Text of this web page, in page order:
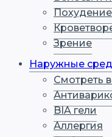
Похудение
Зрение
Наружные
Смотреть
BIA гели
Аллергия